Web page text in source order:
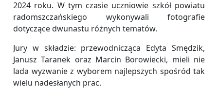
2024 roku. W tym czasie uczniowie szkół powiatu
radomszczańskiego wykonywali fotografie
dotyczące dwunastu różnych tematów.
Jury w składzie: przewodnicząca Edyta Smędzik,
Janusz Taranek oraz Marcin Borowiecki, mieli nie
lada wyzwanie z wyborem najlepszych spośród tak
wielu nadesłanych prac.